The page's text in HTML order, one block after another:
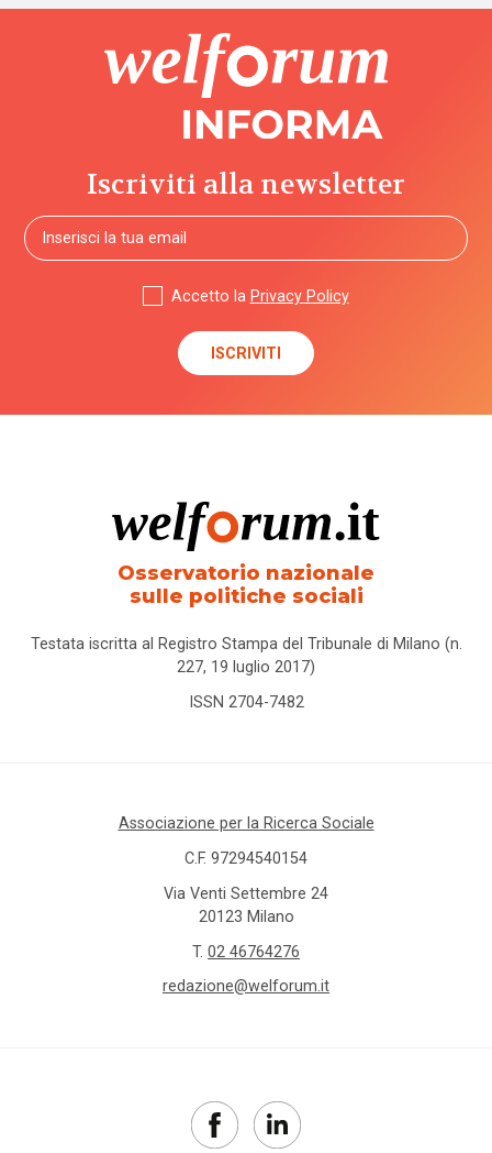
Iscriviti alla newsletter
Accetto la Privacy Policy
Osservatorio nazionale
sulle politiche sociali
Testata iscritta al Registro Stampa del Tribunale di Milano (n.
227, 19 luglio 2017)
ISSN 2704-7482
Associazione per la Ricerca Sociale
C.F. 97294540154
Via Venti Settembre 24
20123 Milano
T. 02 46764276
redazione@welforum.it